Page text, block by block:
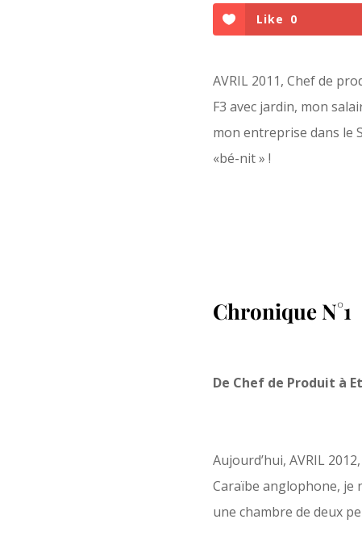
Like 0
AVRIL 2011, Chef de
F3 avec jardin, mon
mon entreprise dans le
«bé-nit » !
Chronique N°1
De Chef de Produit à
Aujourd’hui, AVRIL
Caraïbe anglophone, je
une chambre de deux